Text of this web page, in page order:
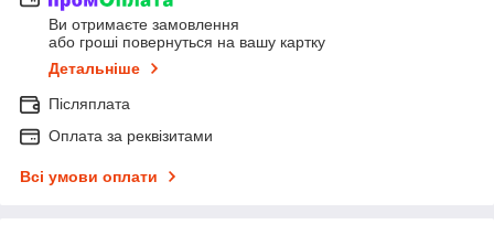
Ви отримаєте замовлення
або гроші повернуться на вашу картку
Детальніше
Післяплата
Оплата за реквізитами
Всі умови оплати